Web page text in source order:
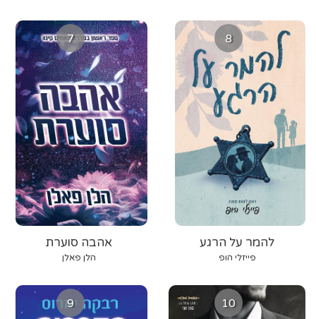
7
אהבה סוערת
הלן פאלן
8
להמר על הרגע
פייזלי הופ
9 10